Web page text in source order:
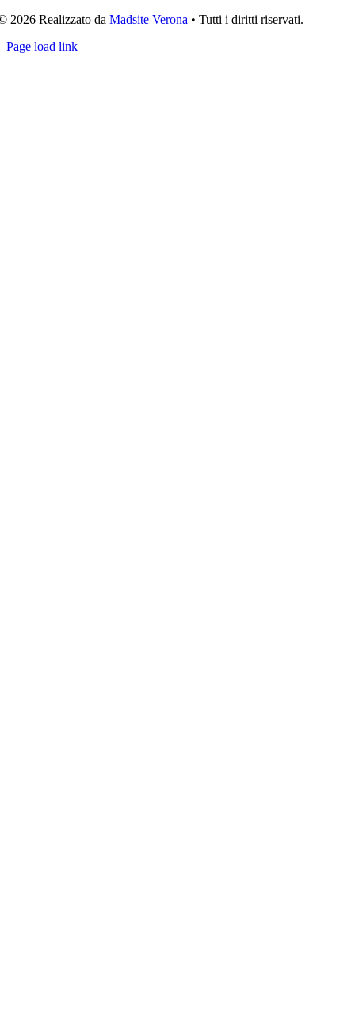
2026 Realizzato daMadsite Verona • Tutti i diritti riservati.
Page load link